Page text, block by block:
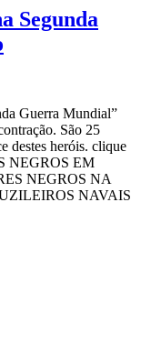
Segunda
Guerra Mundial”
São 25
destes heróis. clique
NEGROS EM
NEGROS NA
NAVAIS